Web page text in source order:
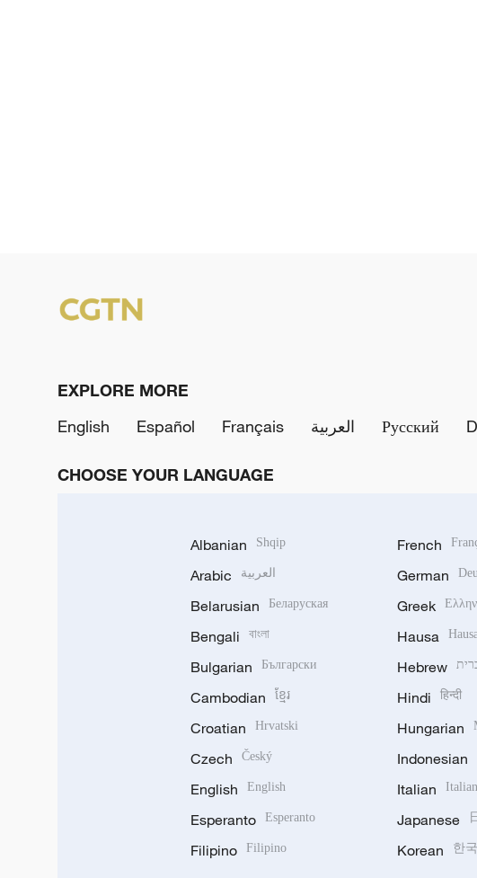
EXPLORE MORE
English
Español Français العربية Русский
CHOOSE YOUR LANGUAGE
Albanian Shqip
Arabic العربية
Belarusian Беларуская
Bengali বাংলা
Bulgarian Български
Cambodian ខ្មែរ
Croatian Hrvatski
Czech Český
English English
Esperanto Esperanto
Filipino Filipino
French
German
Greek
Hausa
Hebrew
Hindi हिन्दी
Hungarian
Indonesian
Italian
Japanese
Korean 한